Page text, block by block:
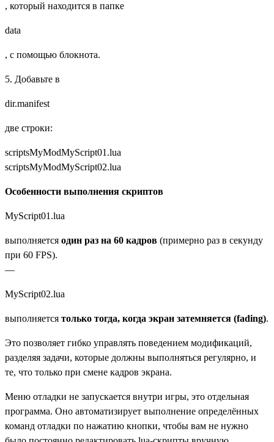
, который находится в папке
data
, с помощью блокнота.
5. Добавьте в
dir.manifest
две строки:
scriptsMyModMyScript01.lua
scriptsMyModMyScript02.lua
Особенности выполнения скриптов
MyScript01.lua
выполняется один раз на 60 кадров (примерно раз в секунду
при 60 FPS).
—
MyScript02.lua
выполняется только тогда, когда экран затемняется (fading).
Это позволяет гибко управлять поведением модификаций,
разделяя задачи, которые должны выполняться регулярно, и
те, что только при смене кадров экрана.
Меню отладки не запускается внутри игры, это отдельная
программа. Оно автоматизирует выполнение определённых
команд отладки по нажатию кнопки, чтобы вам не нужно